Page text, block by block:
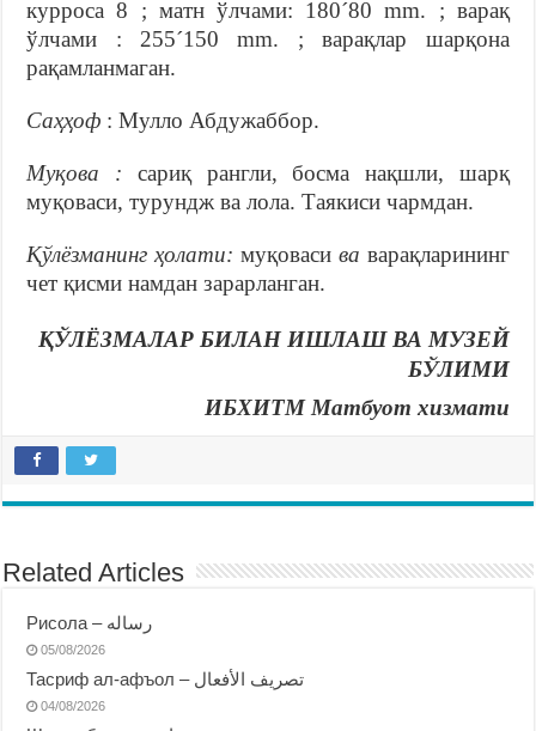
курроса 8 ; матн ўлчами: 180´80 mm. ; варақ
ўлчами : 255´150 mm. ; варақлар шарқона
рақамланмаган.
Саҳҳоф : Мулло Абдужаббор.
Муқова : сариқ рангли, босма нақшли, шарқ
муқоваси, турундж ва лола. Таякиси чармдан.
Қўлёзманинг ҳолати: муқоваси ва варақларининг
чет қисми намдан зарарланган.
ҚЎЛЁЗМАЛАР БИЛАН ИШЛАШ ВА МУЗЕЙ
БЎЛИМИ
ИБХИТМ Матбуот хизмати
Related Articles
Рисола – رساله
05/08/2026
Тасриф ал-афъол – تصريف الأفعال
04/08/2026